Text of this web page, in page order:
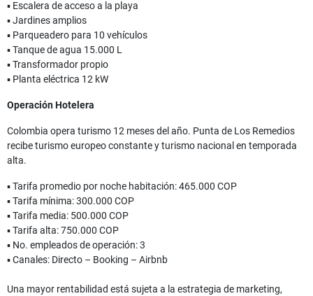
▪ Escalera de acceso a la playa
▪ Jardines amplios
▪ Parqueadero para 10 vehículos
▪ Tanque de agua 15.000 L
▪ Transformador propio
▪ Planta eléctrica 12 kW
Operación Hotelera
Colombia opera turismo 12 meses del año. Punta de Los Remedios
recibe turismo europeo constante y turismo nacional en temporada
alta.
▪ Tarifa promedio por noche habitación: 465.000 COP
▪ Tarifa mínima: 300.000 COP
▪ Tarifa media: 500.000 COP
▪ Tarifa alta: 750.000 COP
▪ No. empleados de operación: 3
▪ Canales: Directo – Booking – Airbnb
Una mayor rentabilidad está sujeta a la estrategia de marketing,